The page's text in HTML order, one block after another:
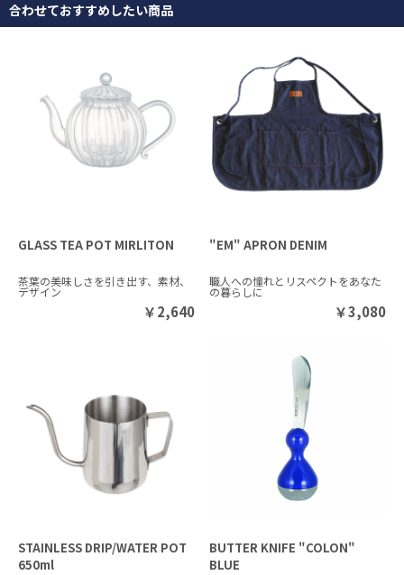
合わせておすすめしたい商品
GLASS TEA POT MIRLITON
茶葉の美味しさを引き出す、素材、
デザイン
￥2,640
"EM" APRON DENIM
職人への憧れとリスペクトをあなた
の暮らしに
￥3,080
STAINLESS DRIP/WATER POT
650ml
BUTTER KNIFE "COLON"
BLUE